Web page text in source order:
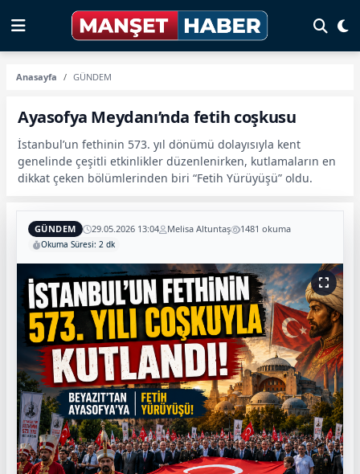
Anasayfa GÜNDEM
Ayasofya Meydanı’nda fetih coşkusu
İstanbul’un fethinin 573. yıl dönümü dolayısıyla kent
genelinde çeşitli etkinlikler düzenlenirken, kutlamaların en
dikkat çeken bölümlerinden biri “Fetih Yürüyüşü” oldu.
GÜNDEM 29.05.2026 13:04 Melisa Altuntaş 1481 okuma
Okuma Süresi: 2 dk